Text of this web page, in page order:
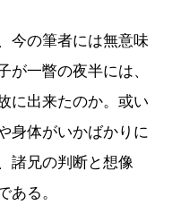
今の筆者には無意味
が一瞥の夜半には、
に出来たのか。或い
身体がいかばかりに
諸兄の判断と想像
ある。